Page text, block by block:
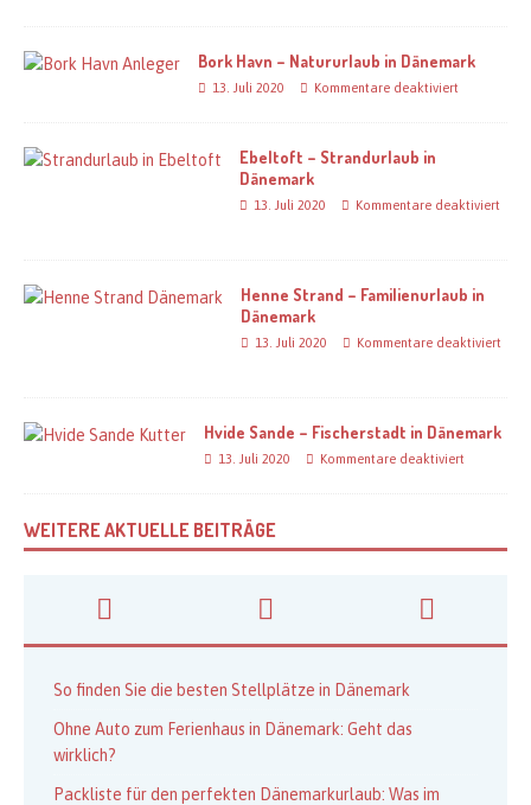
Bork Havn – Natururlaub in Dänemark
13. Juli 2020 Kommentare deaktiviert
Ebeltoft – Strandurlaub in
Dänemark
13. Juli 2020 Kommentare deaktiviert
Henne Strand – Familienurlaub in
Dänemark
13. Juli 2020 Kommentare deaktiviert
Hvide Sande – Fischerstadt in Dänemark
13. Juli 2020 Kommentare deaktiviert
WEITERE AKTUELLE BEITRÄGE
So finden Sie die besten Stellplätze in Dänemark
Ohne Auto zum Ferienhaus in Dänemark: Geht das
wirklich?
Packliste für den perfekten Dänemarkurlaub: Was im